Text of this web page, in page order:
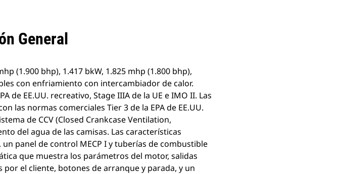
General
(1.900 bhp), 1.417 bkW, 1.825 mhp (1.800 bhp),
con enfriamiento con intercambiador de calor.
de EE.UU. recreativo, Stage IIIA de la UE e IMO II. Las
las normas comerciales Tier 3 de la EPA de EE.UU.
de CCV (Closed Crankcase Ventilation,
del agua de las camisas. Las características
panel de control MECP I y tuberías de combustible
que muestra los parámetros del motor, salidas
el cliente, botones de arranque y parada, y un